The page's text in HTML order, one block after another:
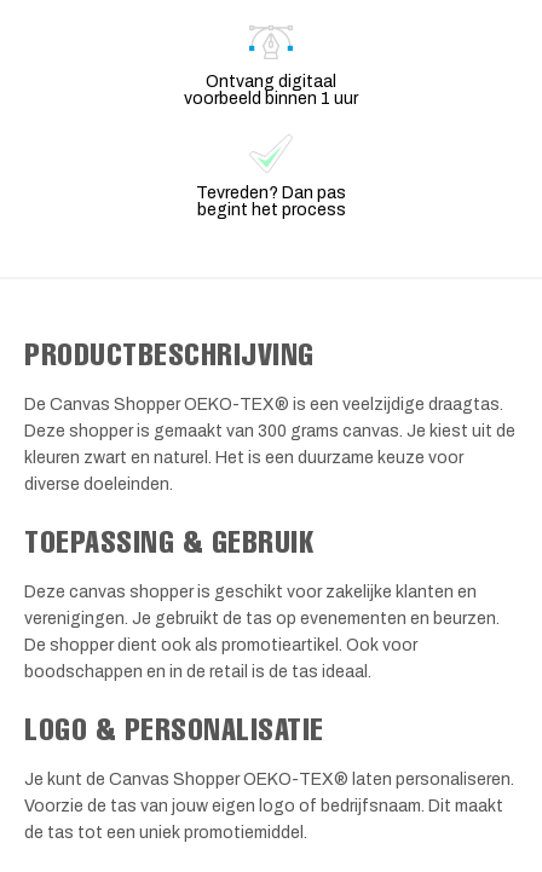
Ontvang digitaal
voorbeeld binnen 1 uur
Tevreden? Dan pas
begint het process
PRODUCTBESCHRIJVING
De Canvas Shopper OEKO-TEX® is een veelzijdige draagtas.
Deze shopper is gemaakt van 300 grams canvas. Je kiest uit de
kleuren zwart en naturel. Het is een duurzame keuze voor
diverse doeleinden.
TOEPASSING & GEBRUIK
Deze canvas shopper is geschikt voor zakelijke klanten en
verenigingen. Je gebruikt de tas op evenementen en beurzen.
De shopper dient ook als promotieartikel. Ook voor
boodschappen en in de retail is de tas ideaal.
LOGO & PERSONALISATIE
Je kunt de Canvas Shopper OEKO-TEX® laten personaliseren.
Voorzie de tas van jouw eigen logo of bedrijfsnaam. Dit maakt
de tas tot een uniek promotiemiddel.